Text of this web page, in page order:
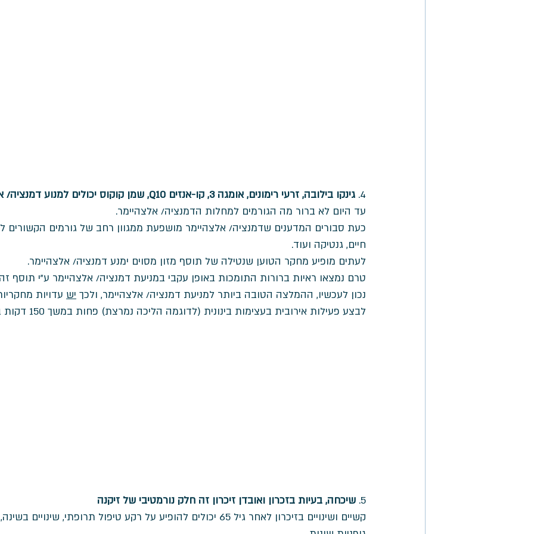
4. גינקו בילובה, זרעי רימונים, אומגה 3, קו-אנזים Q10, שמן קוקוס יכולים למנוע דמנציה/ אלצהיימר.
עד היום לא ברור מה הגורמים למחלות הדמנציה/ אלצהיימר.
כעת סבורים המדענים שדמנציה/ אלצהיימר מושפעת ממגוון רחב של גורמים הקשורים
חיים, גנטיקה ועוד.
לעתים מופיע מחקר הטוען שנטילה של תוסף מזון מסוים ימנע דמנציה/ אלצהיימר.
טרם נמצאו ראיות ברורות התומכות באופן עקבי במניעת דמנציה/ אלצהיימר ע"י תוסף
נכון לעכשיו, ההמלצה הטובה ביותר למניעת דמנציה/ אלצהיימר, ולכך יש עדויות
לבצע פעילות אירובית בעצימות בינונית (לדוגמה הליכה נמרצת) פחות במשך 150 דקות בשבוע.
5. שיכחה, בעיות בזכרון ואובדן זיכרון זה חלק נורמטיבי של זיקנה
קשיים ושינויים בזיכרון לאחר גיל 65 יכולים להופיע על רקע טיפול תרופתי,